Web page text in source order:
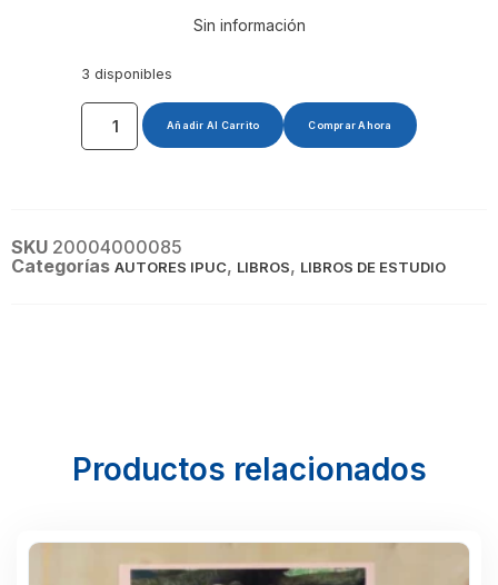
Sin información
3 disponibles
Añadir Al Carrito Comprar Ahora
SKU 20004000085
Categorías AUTORES IPUC, LIBROS, LIBROS DE ESTUDIO
Productos relacionados